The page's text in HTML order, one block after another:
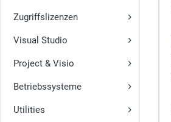
Zugriffslizenzen
Visual Studio
Project & Visio
Betriebssysteme
Utilities